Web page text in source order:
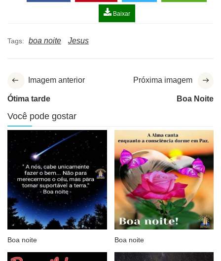
Baixar
Tags: boa noite Jesus
Imagem anterior
Ótima tarde
Próxima imagem
Boa Noite
Você pode gostar
Boa noite Boa noite